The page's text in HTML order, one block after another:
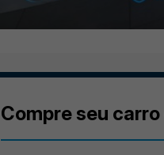
Compre seu